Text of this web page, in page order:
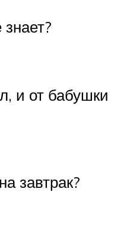
и от бабушки
завтрак?